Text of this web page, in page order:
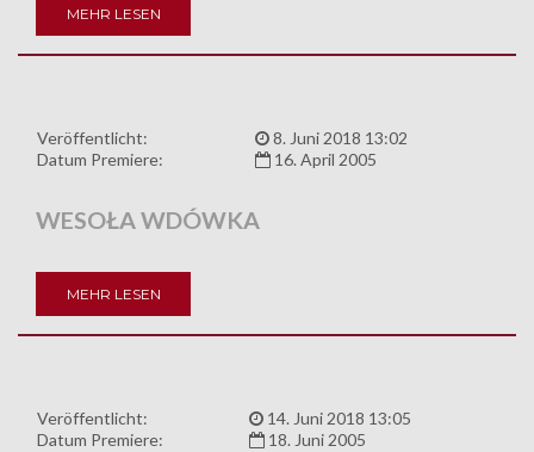
MEHR LESEN
Veröffentlicht:
8. Juni 2018 13:02
Datum Premiere:
16. April 2005
WESOŁA WDÓWKA
MEHR LESEN
Veröffentlicht:
14. Juni 2018 13:05
Datum Premiere:
18. Juni 2005